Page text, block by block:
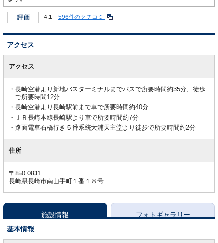
評価 4.1 596件のクチコミ
アクセス
アクセス
長崎空港より新地バスターミナルまでバスで所要時間約35分、徒歩
で所要時間12分
長崎空港より長崎駅前まで車で所要時間約40分
ＪＲ長崎本線長崎駅より車で所要時間約7分
路面電車石橋行き５番系統大浦天主堂より徒歩で所要時間約2分
住所
〒850-0931
長崎県長崎市南山手町１番１８号
施設情報
フォトギャラリー
基本情報